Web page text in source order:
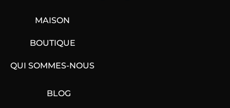
MAISON
BOUTIQUE
QUI SOMMES-NOUS
BLOG